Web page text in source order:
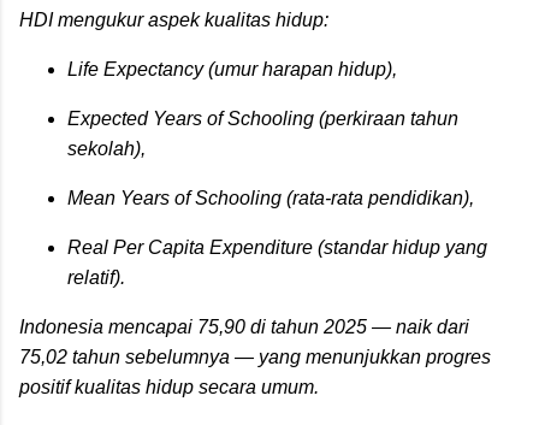
HDI mengukur aspek kualitas hidup:
Life Expectancy(umur harapan hidup),
Expected Years of Schooling (perkiraan tahun
sekolah),
Mean Years of Schooling (rata-rata pendidikan),
Real Per Capita Expenditure (standar hidup yang
relatif).
Indonesia mencapai 75,90 di tahun 2025 — naik dari
75,02 tahun sebelumnya — yang menunjukkan progres
positif kualitas hidup secara umum.